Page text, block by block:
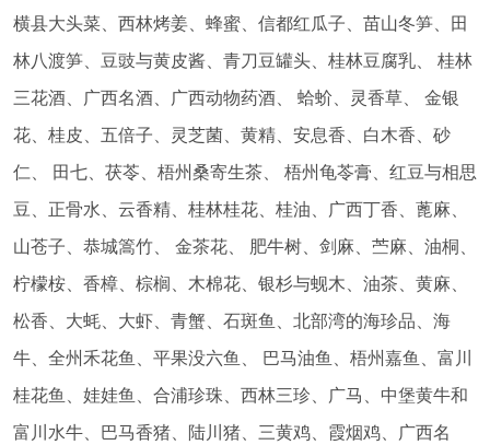
横县大头菜、西林烤姜、蜂蜜、信都红瓜子、苗山冬笋、田
林八渡笋、豆豉与黄皮酱、青刀豆罐头、桂林豆腐乳、 桂林
三花酒、广西名酒、广西动物药酒、 蛤蚧、灵香草、 金银
花、桂皮、五倍子、灵芝菌、黄精、安息香、白木香、砂
仁、 田七、茯苓、梧州桑寄生茶、 梧州龟苓膏、红豆与相思
豆、正骨水、云香精、桂林桂花、桂油、广西丁香、蓖麻、
山苍子、恭城篙竹、 金茶花、 肥牛树、剑麻、苎麻、油桐、
柠檬桉、香樟、棕榈、木棉花、银杉与蚬木、油茶、黄麻、
松香、大蚝、大虾、青蟹、石斑鱼、北部湾的海珍品、海
牛、全州禾花鱼、平果没六鱼、 巴马油鱼、梧州嘉鱼、富川
桂花鱼、娃娃鱼、合浦珍珠、西林三珍、广马、中堡黄牛和
富川水牛、巴马香猪、陆川猪、三黄鸡、霞烟鸡、广西名